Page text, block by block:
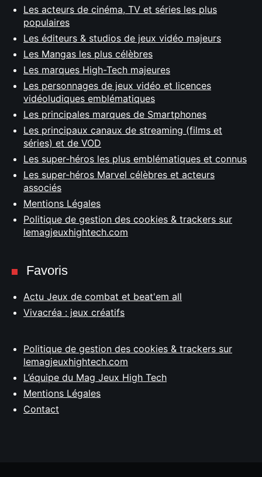
Les acteurs de cinéma, TV et séries les plus
populaires
Les éditeurs & studios de jeux vidéo majeurs
Les Mangas les plus célèbres
Les marques High-Tech majeures
Les personnages de jeux vidéo et licences
vidéoludiques emblématiques
Les principales marques de Smartphones
Les principaux canaux de streaming (films et
séries) et de VOD
Les super-héros les plus emblématiques et connus
Les super-héros Marvel célèbres et acteurs
associés
Mentions Légales
Politique de gestion des cookies & trackers sur
lemagjeuxhightech.com
Favoris
Actu Jeux de combat et beat'em all
Vivacréa : jeux créatifs
Politique de gestion des cookies & trackers sur
lemagjeuxhightech.com
L’équipe du Mag Jeux High Tech
Mentions Légales
Contact